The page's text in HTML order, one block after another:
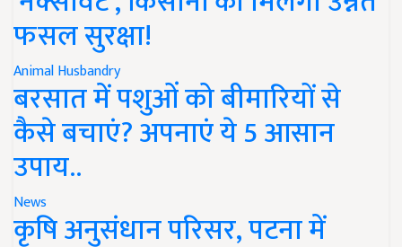
फसल सुरक्षा!
Animal Husbandry
बरसात में पशुओं को बीमारियों से
कैसे बचाएं? अपनाएं ये 5 आसान
उपाय..
News
कृषि अनुसंधान परिसर, पटना में